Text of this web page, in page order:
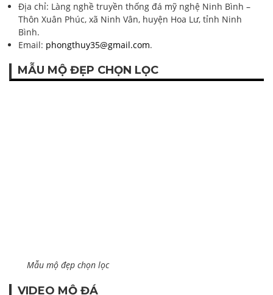
Địa chỉ: Làng nghề truyền thống đá mỹ nghệ Ninh Bình –
Thôn Xuân Phúc, xã Ninh Vân, huyện Hoa Lư, tỉnh Ninh
Bình.
Email: phongthuy35@gmail.com.
MẪU MỘ ĐẸP CHỌN LỌC
Mẫu mộ đẹp chọn lọc
VIDEO MỘ ĐÁ